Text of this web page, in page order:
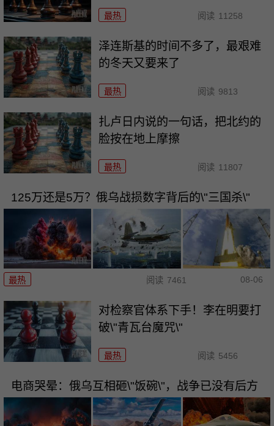
最热 阅读 11258
泽连斯基的时间不多了，最艰难
的冬天又要来了
最热 阅读 9813
扎卢日内说的一句话，把北约的
脸按在地上摩擦
最热 阅读 11807
125万还是5万？俄乌战损数字背后的\"三国杀\"
最热 阅读 7461 08-06
对检察官体系下手！李在明要打
破\"青瓦台魔咒\"
最热 阅读 5456
电商哭晕：俄乌互相砸\"饭碗\"，战争已没有后方